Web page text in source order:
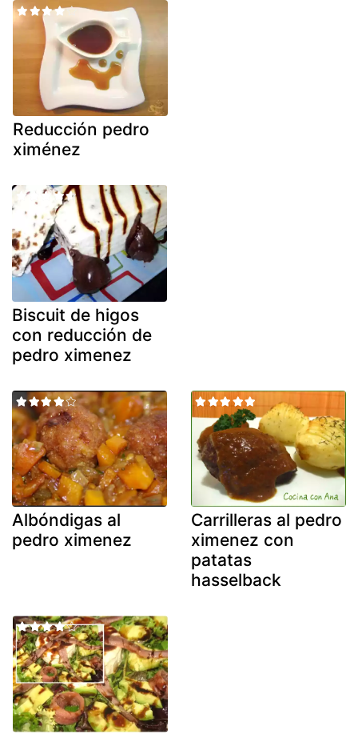
Reducción pedro
ximénez
Biscuit de higos
con reducción de
pedro ximenez
Albóndigas al
pedro ximenez
Carrilleras al pedro
ximenez con
patatas
hasselback